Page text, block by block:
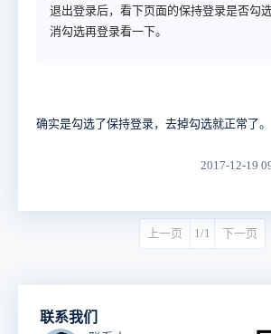
退出登录后，看下页面的保持登录是否勾
消勾选再登录看一下。
确实是勾选了保持登录，去掉勾选就正常了。
2017-12-19
上一页 1/1 下一页
联系我们